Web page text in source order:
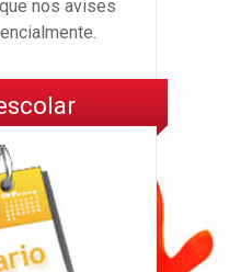
nos avises